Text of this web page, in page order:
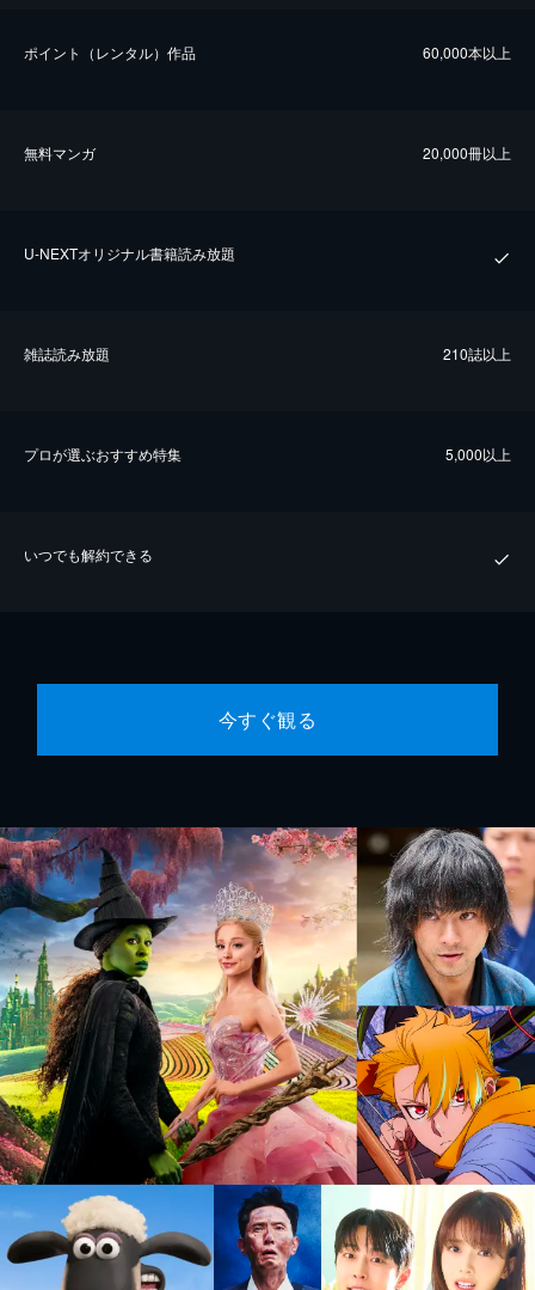
ポイント（レンタル）作品 60,000本以上
無料マンガ 20,000冊以上
U-NEXTオリジナル書籍読み放題
雑誌読み放題 210誌以上
プロが選ぶおすすめ特集 5,000以上
いつでも解約できる
今すぐ観る